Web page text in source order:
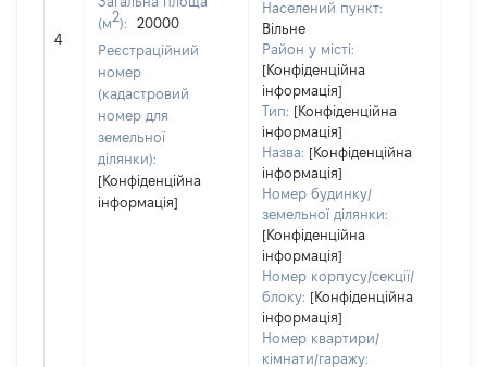
4
(м2):
20000
Реєстраційний
номер
(кадастровий
номер для
земельної
ділянки):
[Конфіденційна
інформація]
Населений пункт:
Вільне
Район у місті:
[Конфіденційна
інформація]
Тип: [Конфіденційна
інформація]
Назва: [Конфіденційна
інформація]
Номер будинку/
земельної ділянки:
[Конфіденційна
інформація]
Номер корпусу/секції/
блоку: [Конфіденційна
інформація]
Номер квартири/
кімнати/гаражу: